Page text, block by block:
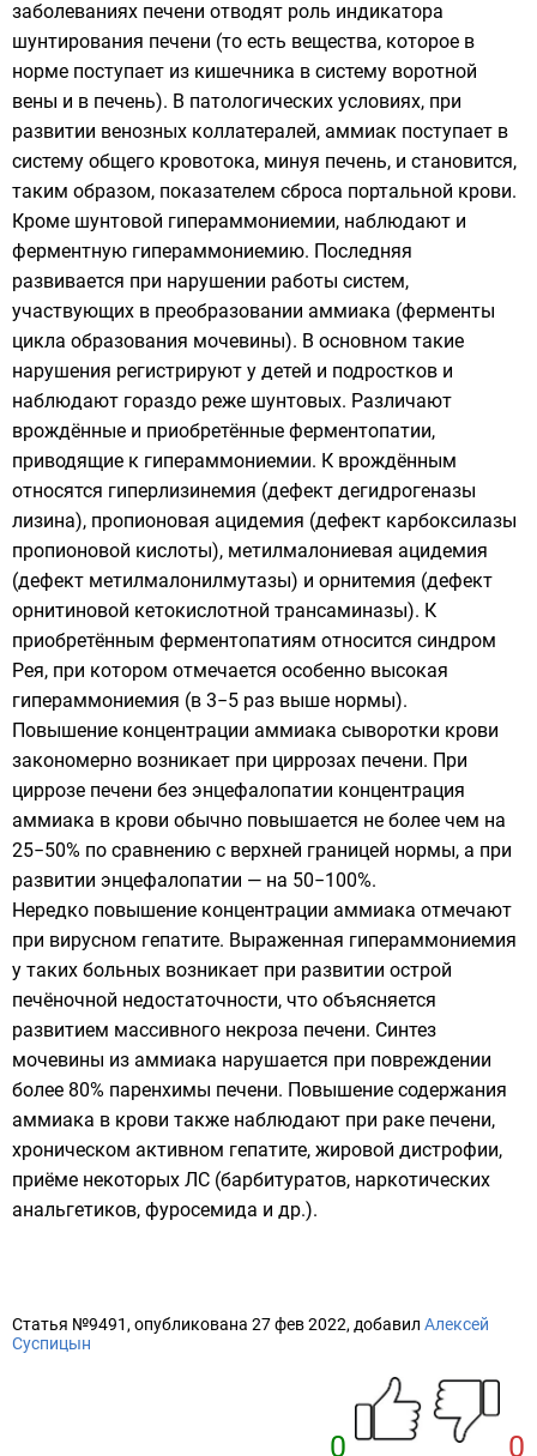
заболеваниях печени отводят роль индикатора
шунтирования печени (то есть вещества, которое в
норме поступает из кишечника в систему воротной
вены и в печень). В патологических условиях, при
развитии венозных коллатералей, аммиак поступает в
систему общего кровотока, минуя печень, и становится,
таким образом, показателем сброса портальной крови.
Кроме шунтовой гипераммониемии, наблюдают и
ферментную гипераммониемию. Последняя
развивается при нарушении работы систем,
участвующих в преобразовании аммиака (ферменты
цикла образования мочевины). В основном такие
нарушения регистрируют у детей и подростков и
наблюдают гораздо реже шунтовых. Различают
врождённые и приобретённые ферментопатии,
приводящие к гипераммониемии. К врождённым
относятся гиперлизинемия (дефект дегидрогеназы
лизина), пропионовая ацидемия (дефект карбоксилазы
пропионовой кислоты), метилмалониевая ацидемия
(дефект метилмалонилмутазы) и орнитемия (дефект
орнитиновой кетокислотной трансаминазы). К
приобретённым ферментопатиям относится синдром
Рея, при котором отмечается особенно высокая
гипераммониемия (в 3−5 раз выше нормы).
Повышение концентрации аммиака сыворотки крови
закономерно возникает при циррозах печени. При
циррозе печени без энцефалопатии концентрация
аммиака в крови обычно повышается не более чем на
25−50% по сравнению с верхней границей нормы, а при
развитии энцефалопатии — на 50−100%.
Нередко повышение концентрации аммиака отмечают
при вирусном гепатите. Выраженная гипераммониемия
у таких больных возникает при развитии острой
печёночной недостаточности, что объясняется
развитием массивного некроза печени. Синтез
мочевины из аммиака нарушается при повреждении
более 80% паренхимы печени. Повышение содержания
аммиака в крови также наблюдают при раке печени,
хроническом активном гепатите, жировой дистрофии,
приёме некоторых ЛС (барбитуратов, наркотических
анальгетиков, фуросемида и др.).
Статья №9491, опубликована 27 фев 2022, добавил Алексей
Суспицын
0 0